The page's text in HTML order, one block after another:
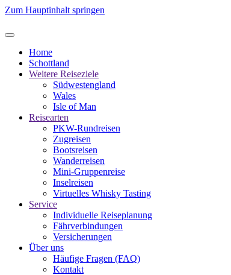
Zum Hauptinhalt springen
Home
Schottland
Weitere Reiseziele
Südwestengland
Wales
Isle of Man
Reisearten
PKW-Rundreisen
Zugreisen
Bootsreisen
Wanderreisen
Mini-Gruppenreise
Inselreisen
Virtuelles Whisky Tasting
Service
Individuelle Reiseplanung
Fährverbindungen
Versicherungen
Über uns
Häufige Fragen (FAQ)
Kontakt